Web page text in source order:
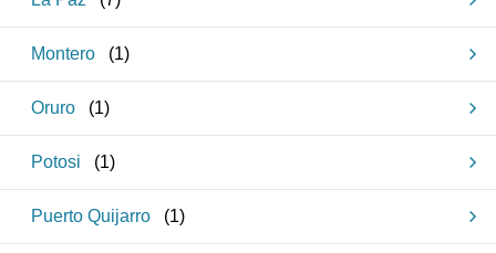
Montero (1)
Oruro (1)
Potosi (1)
Puerto Quijarro (1)